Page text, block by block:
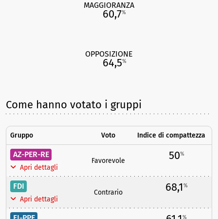
MAGGIORANZA
60,7%
OPPOSIZIONE
64,5%
Come hanno votato i gruppi
Gruppo Voto Indice di compattezza
AZ-PER-RE
Apri dettagli
Favorevole 50%
FDI
Apri dettagli
Contrario 68,1%
%